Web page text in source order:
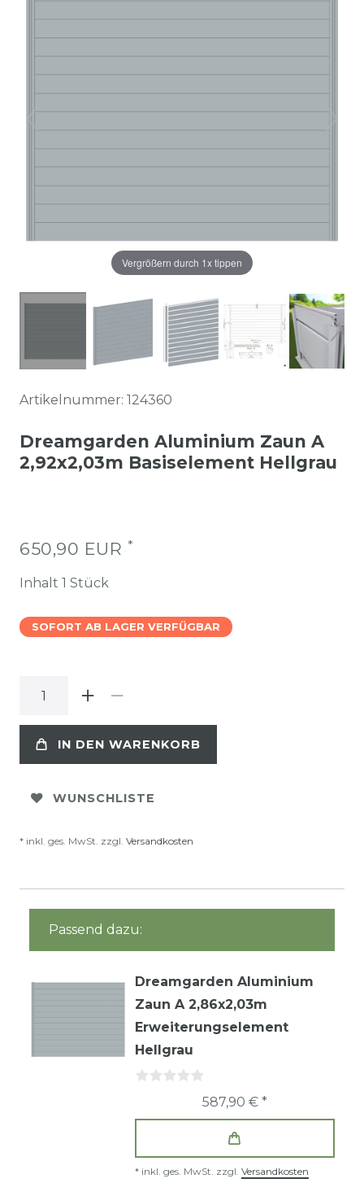
Vergrößern durch 1x tippen
Artikelnummer: 124360
Dreamgarden Aluminium Zaun A
2,92x2,03m Basiselement Hellgrau
650,90 EUR *
Inhalt 1 Stück
SOFORT AB LAGER VERFÜGBAR
IN DEN WARENKORB
WUNSCHLISTE
* inkl. ges. MwSt. zzgl. Versandkosten
Passend dazu:
Dreamgarden Aluminium
Zaun A 2,86x2,03m
Erweiterungselement
Hellgrau
587,90 € *
* inkl. ges. MwSt. zzgl. Versandkosten